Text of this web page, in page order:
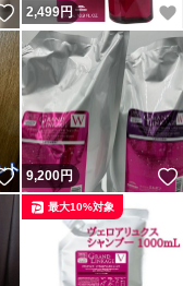
いいね！
2,499円
いいね！
9,200円
最大10%対象